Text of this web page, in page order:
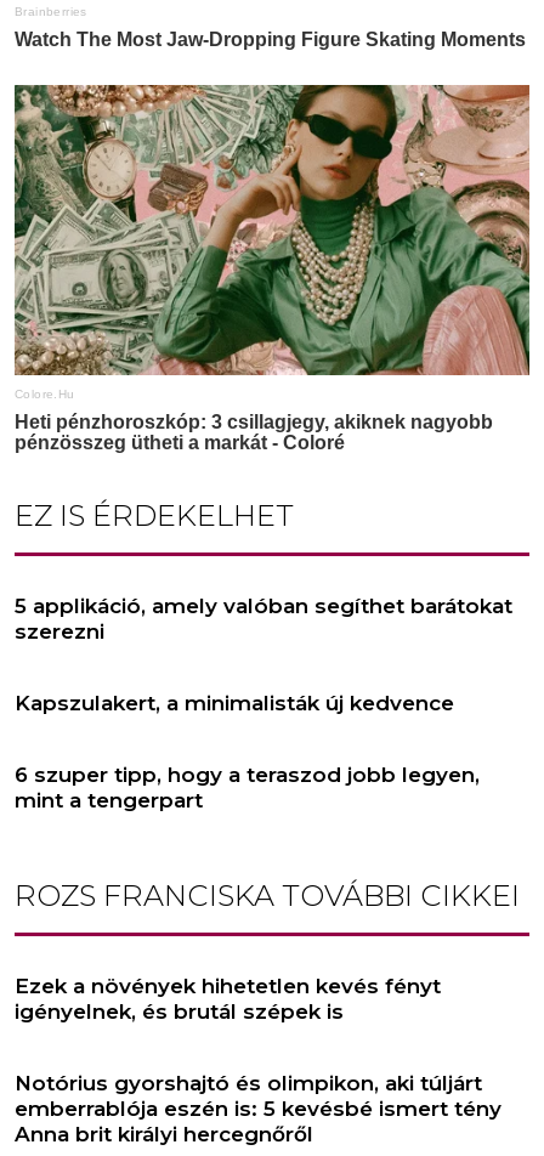
EZ IS ÉRDEKELHET
5 applikáció, amely valóban segíthet barátokat
szerezni
Kapszulakert, a minimalisták új kedvence
6 szuper tipp, hogy a teraszod jobb legyen,
mint a tengerpart
ROZS FRANCISKA TOVÁBBI CIKKEI
Ezek a növények hihetetlen kevés fényt
igényelnek, és brutál szépek is
Notórius gyorshajtó és olimpikon, aki túljárt
emberrablója eszén is: 5 kevésbé ismert tény
Anna brit királyi hercegnőről